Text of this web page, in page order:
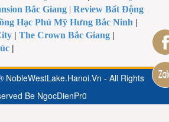
Bắc Giang |Review Bất Động
Hạc Phú Mỹ Hưng Bắc Ninh |
|The Crown Bắc Giang |
|
- All Rights
Be NgocDienPr0